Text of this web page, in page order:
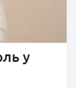
у